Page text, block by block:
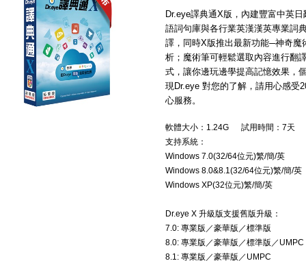
Dr.eye譯典通X版，內建豐富中英
語詞句庫與各行業英漢漢英專業詞
譯，同時X版推出最新功能─神奇魔
析；魔術筆可輕鬆選取內容進行翻
式，讓你邊玩邊學提高記憶效果，
現Dr.eye 對您的了解，請用心感受
心服務。
軟體大小：1.24G 試用時間：7天
支持系統：
Windows 7.0(32/64位元)繁/簡/英
Windows 8.0&8.1(32/64位元)繁/簡/英
Windows XP(32位元)繁/簡/英
Dr.eye X 升級版支援舊版升級：
7.0: 專業版／豪華版／標準版
8.0: 專業版／豪華版／標準版／UMPC
8.1: 專業版／豪華版／UMPC